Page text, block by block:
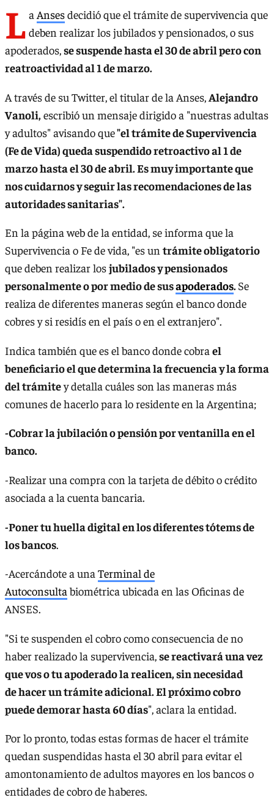
L a Ansesdecidió que el trámite de supervivencia que
deben realizar los jubilados y pensionados, o sus
apoderados,se suspende hasta el 30 de abril pero con
reatroactividad al 1 de marzo.
A través de su Twitter, el titular de la Anses,Alejandro
Vanoli,escribió un mensaje dirigido a "nuestras adultas
y adultos" avisando que"el trámite de Supervivencia
(Fe de Vida) queda suspendido retroactivo al 1 de
marzo hasta el 30 de abril. Es muy importante que
nos cuidarnos y seguir las recomendaciones de las
autoridades sanitarias".
En la página web de la entidad, se informa que la
Supervivencia o Fe de vida, "es un trámite obligatorio
que deben realizar losjubilados y pensionados
personalmente o por medio de susapoderados.Se
realiza de diferentes maneras según el banco donde
cobres y si residís en el país o en el extranjero".
Indica también que es el banco donde cobra el
beneficiario el que determina la frecuencia y la forma
del trámitey detalla cuáles son las maneras más
comunes de hacerlo para lo residente en la Argentina;
-Cobrar la jubilación o pensión por ventanilla en el
banco.
-Realizar una compra con la tarjeta de débito o crédito
asociada a la cuenta bancaria.
-Poner tu huella digital en los diferentes tótems de
los bancos.
-Acercándote a una Terminal de
Autoconsulta biométrica ubicada en las Oficinas de
ANSES.
"Si te suspenden el cobro como consecuencia de no
haber realizado la supervivencia,se reactivará una vez
que vos o tu apoderado la realicen, sin necesidad
de hacer un trámite adicional. El próximo cobro
puede demorar hasta 60 días", aclara la entidad.
Por lo pronto, todas estas formas de hacer el trámite
quedan suspendidas hasta el 30 abril para evitar el
amontonamiento de adultos mayores en los bancos o
entidades de cobro de haberes.